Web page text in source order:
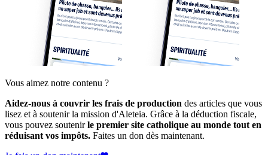
Vous aimez notre contenu ?
Aidez-nous à couvrir les frais de production des articles que vous
lisez et à soutenir la mission d'Aleteia. Grâce à la déduction fiscale,
vous pouvez soutenirle premier site catholique au monde tout en
réduisant vos impôts. Faites un don dès maintenant.